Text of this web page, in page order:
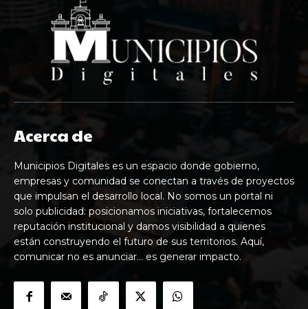
Acerca de
Municipios Digitales es un espacio donde gobierno,
empresas y comunidad se conectan a través de proyectos
que impulsan el desarrollo local. No somos un portal ni
solo publicidad: posicionamos iniciativas, fortalecemos
reputación institucional y damos visibilidad a quienes
están construyendo el futuro de sus territorios. Aquí,
comunicar no es anunciar… es generar impacto.